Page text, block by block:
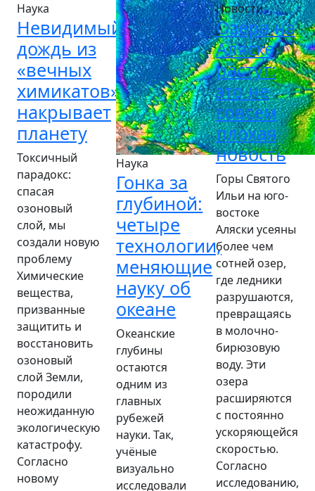
Наука
Невидимый
дождь из
«вечных
химикатов»
накрывает
планету
Токсичный
парадокс:
спасая
озоновый
слой, мы
создали новую
проблему
Химические
вещества,
призванные
защитить и
восстановить
озоновый
слой Земли,
породили
неожиданную
экологическую
катастрофу.
Согласно
новому
Наука
Гонка за
глубиной:
четыре
технологии,
меняющие
науку об
океане
Океанские
глубины
остаются
одним из
главных
рубежей
науки. Так,
учёные
визуально
исследовали
Новости
Озера на
Аляске
растут:
это не
совсем
плохая
новость
Горы Святого
Ильи на юго-
востоке
Аляски усеяны
более чем
сотней озер,
где ледники
разрушаются,
превращаясь
в молочно-
бирюзовую
воду. Эти
озера
расширяются
с постоянно
ускоряющейся
скоростью.
Согласно
исследованию,